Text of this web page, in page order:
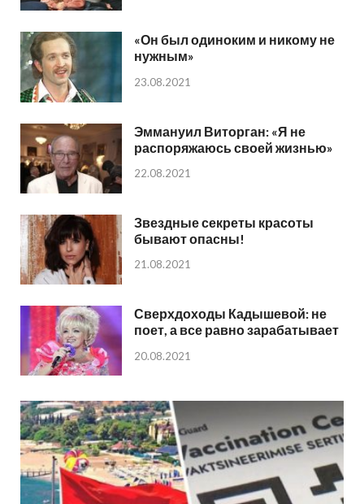
«Он был одиноким и никому не
нужным»
23.08.2021
Эммануил Виторган: «Я не
распоряжаюсь своей жизнью»
22.08.2021
Звездные секреты красоты
бывают опасны!
21.08.2021
Сверхдоходы Кадышевой: не
поет, а все равно зарабатывает
20.08.2021